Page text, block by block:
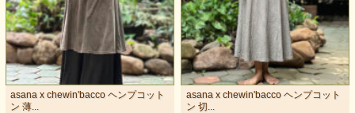
asana x chewin'bacco ヘンプコット
ン 薄...
asana x chewin'bacco ヘンプコット
ン 切...